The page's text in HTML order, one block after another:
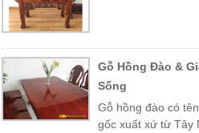
Gỗ Hồng Đào &
Sống
Gỗ hồng đào có
gốc xuất xứ từ Tây